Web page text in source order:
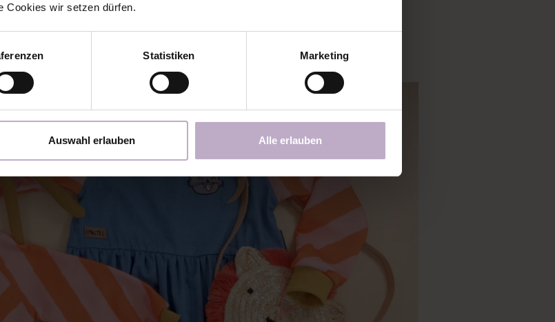
Cookies wir setzen dürfen.
Statistiken Marketing
Auswahl erlauben Alle erlauben
in das Größen durchtesten und Stoffe ausprobieren